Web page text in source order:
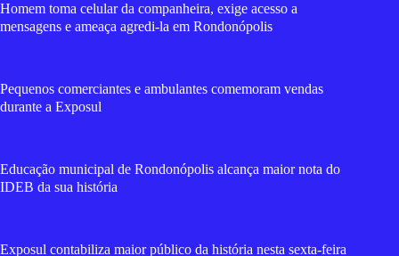
Homem toma celular da companheira, exige acesso a
mensagens e ameaça agredi-la em Rondonópolis
Pequenos comerciantes e ambulantes comemoram vendas
durante a Exposul
Educação municipal de Rondonópolis alcança maior nota do
IDEB da sua história
Exposul contabiliza maior público da história nesta sexta-feira